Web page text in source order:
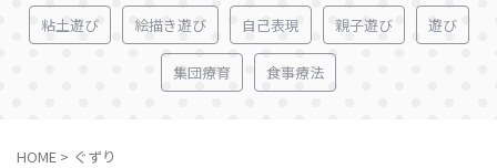
粘土遊び 絵描き遊び 自己表現 親子遊び 遊び
集団療育 食事療法
HOME > ぐずり